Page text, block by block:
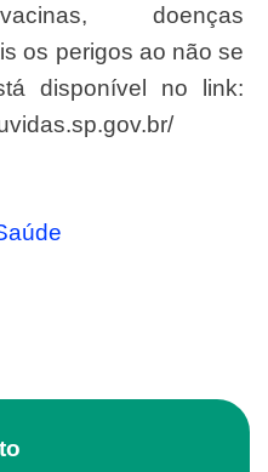
doenças
os perigos ao não se
disponível no link: